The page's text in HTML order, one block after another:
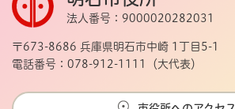
法人番号：9000020282031
〒673-8686 兵庫県明石市中崎 1丁目5-1
電話番号：078-912-1111（大代表）